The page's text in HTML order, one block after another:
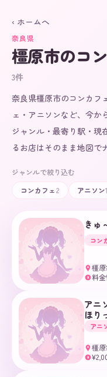
‹ ホームへ
奈良県
橿原市のコ
3件
奈良県橿原市のコンカフ
ェ・アニソンなど、今か
ジャンル・最寄り駅・現
るお店はそのまま地図で
ジャンルで絞り込む
コンカフェ2 アニソン1
きゅ
コン
橿
¥ 料
アニ
ほり
アニ
橿
¥